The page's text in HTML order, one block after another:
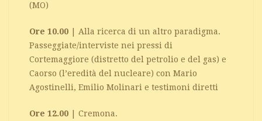
(MO)
Ore 10.00 | Alla ricerca di un altro paradigma.
Passeggiate/interviste nei pressi di
Cortemaggiore (distretto del petrolio e del gas) e
Caorso (l’eredità del nucleare) con Mario
Agostinelli, Emilio Molinari e testimoni diretti
Ore 12.00 | Cremona.